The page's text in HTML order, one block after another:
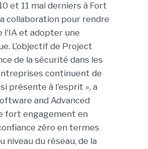
et 11 mai derniers à Fort
collaboration pour rendre
l'IA et adopter une
L’objectif de Project
de la sécurité dans les
continuent de
présente à l'esprit », a
and Advanced
fort engagement en
zéro en termes
du réseau, de la